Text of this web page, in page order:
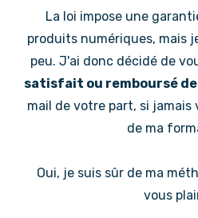
La loi impose une
produits numériques, mais
peu. J'ai donc décidé de
satisfait ou remboursé
mail de votre part, si
de ma
Oui, je suis sûr de ma
vous